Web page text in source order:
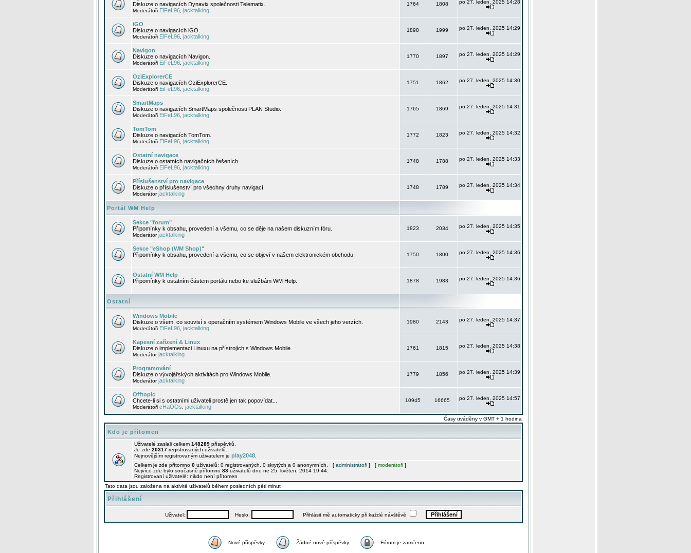
Diskuze o navigacích Dynavix společnosti Telematix.
Moderátoři EiFeL96 jacktalking
1764 1808 po 27. leden, 2025 14:28
iGO
Diskuze o navigacích iGO.
Moderátoři EiFeL96 jacktalking
1898 1999 po 27. leden, 2025 14:29
Navigon
Diskuze o navigacích Navigon.
Moderátoři EiFeL96 jacktalking
1770 1897 po 27. leden, 2025 14:29
OziExplorerCE
Diskuze o navigacích OziExplorerCE.
Moderátoři EiFeL96 jacktalking
1751 1862 po 27. leden, 2025 14:30
SmartMaps
Diskuze o navigacích SmartMaps společnosti PLAN Studio.
Moderátoři EiFeL96 jacktalking
1765 1869 po 27. leden, 2025 14:31
TomTom
Diskuze o navigacích TomTom.
Moderátoři EiFeL96 jacktalking
1772 1823 po 27. leden, 2025 14:32
Ostatní navigace
Diskuze o ostatních navigačních řešeních.
Moderátoři EiFeL96 jacktalking
1748 1788 po 27. leden, 2025 14:33
Příslušenství pro navigace
Diskuze o příslušenství pro všechny druhy navigací.
Moderátorjacktalking
1748 1789 po 27. leden, 2025 14:34
Portál WM Help
Sekce "forum"
Připomínky k obsahu, provedení a všemu, co se děje na našem diskuzním fóru.
Moderátorjacktalking
1823 2034 po 27. leden, 2025 14:35
Sekce "eShop (WM Shop)"
Připomínky k obsahu, provedení a všemu, co se objeví v našem elektronickém obchodu.
1750 1800 po 27. leden, 2025 14:36
Ostatní WM Help
Připomínky k ostatním částem portálu nebo ke službám WM Help.
1878 1983 po 27. leden, 2025 14:36
Ostatní
Windows Mobile
Diskuze o všem, co souvisí s operačním systémem Windows Mobile ve všech jeho verzích.
Moderátoři EiFeL96 jacktalking
1980 2143 po 27. leden, 2025 14:37
Kapesní zařízení & Linux
Diskuze o implementaci Linuxu na přístrojích s Windows Mobile.
Moderátorjacktalking
1761 1815 po 27. leden, 2025 14:38
Programování
Diskuze o vývojářských aktivitách pro Windows Mobile.
Moderátorjacktalking
1779 1856 po 27. leden, 2025 14:39
Offtopic
Chcete-li si s ostatními uživateli prostě jen tak popovídat...
Moderátoři cHaOOs jacktalking
10945 16665 po 27. leden, 2025 14:57
Časy uváděny v GMT + 1 hodina
Kdo je přítomen
Uživatelé zaslali celkem 148289 příspěvků.
Je zde 20317 registrovaných uživatelů.
Nejnovějším registrovaným uživatelem je play2048
Celkem je zde přítomno 0 uživatelů: 0 registrovaných, 0 skrytých a 0 anonymních. [ administrátoři ] [ moderátoři ]
Nejvíce zde bylo současně přítomno 83 uživatelů dne ne 25. květen, 2014 19:44.
Registrovaní uživatelé: nikdo není přítomen
Tato data jsou založena na aktivitě uživatelů během posledních pěti minut
Přihlášení
Uživatel: Heslo: Přihlásit mě automaticky při každé návštěvě
Nové příspěvky Žádné nové příspěvky Fórum je zamčeno